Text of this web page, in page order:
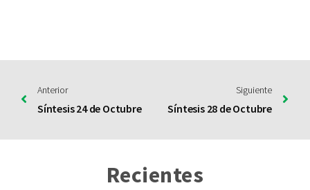
Anterior
Síntesis 24 de Octubre
Siguiente
Síntesis 28 de Octubre
Recientes